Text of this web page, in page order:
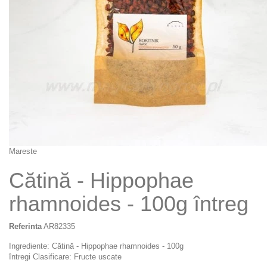
Mareste
Cătină - Hippophae
rhamnoides - 100g întreg
Referinta AR82335
Ingrediente: Cătină - Hippophae rhamnoides - 100g
întregi Clasificare: Fructe uscate